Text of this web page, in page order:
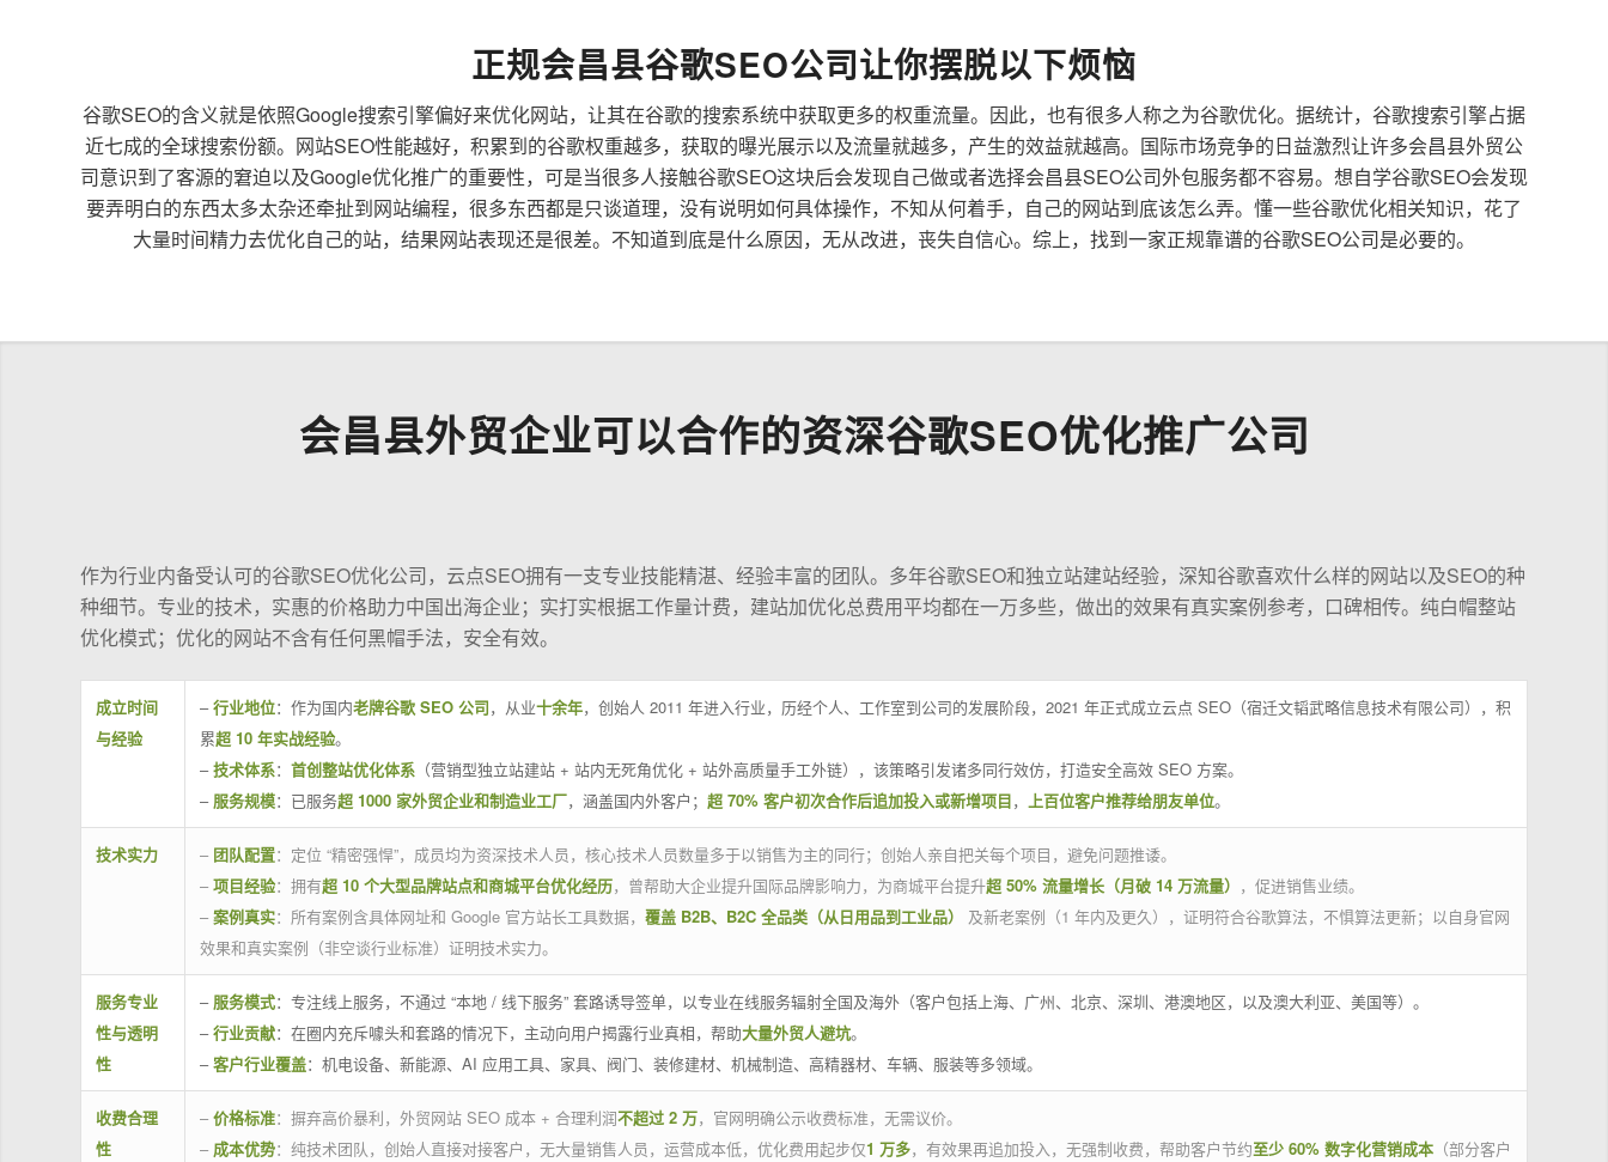
正规会昌县谷歌SEO公司让你摆脱以下烦恼
谷歌SEO的含义就是依照Google搜索引擎偏好来优化网站，让其在谷歌的搜索系统中获取更多的权重流量。因此，也有很多人称之为谷歌优化。据统计，谷歌搜索引擎占据
近七成的全球搜索份额。网站SEO性能越好，积累到的谷歌权重越多，获取的曝光展示以及流量就越多，产生的效益就越高。国际市场竞争的日益激烈让许多会昌县外贸公
司意识到了客源的窘迫以及Google优化推广的重要性，可是当很多人接触谷歌SEO这块后会发现自己做或者选择会昌县SEO公司外包服务都不容易。想自学谷歌SEO会发现
要弄明白的东西太多太杂还牵扯到网站编程，很多东西都是只谈道理，没有说明如何具体操作，不知从何着手，自己的网站到底该怎么弄。懂一些谷歌优化相关知识，花了
大量时间精力去优化自己的站，结果网站表现还是很差。不知道到底是什么原因，无从改进，丧失自信心。综上，找到一家正规靠谱的谷歌SEO公司是必要的。
会昌县外贸企业可以合作的资深谷歌SEO优化推广公司
作为行业内备受认可的谷歌SEO优化公司，云点SEO拥有一支专业技能精湛、经验丰富的团队。多年谷歌SEO和独立站建站经验，深知谷歌喜欢什么样的网站以及SEO的种
种细节。专业的技术，实惠的价格助力中国出海企业；实打实根据工作量计费，建站加优化总费用平均都在一万多些，做出的效果有真实案例参考，口碑相传。纯白帽整站
优化模式；优化的网站不含有任何黑帽手法，安全有效。
成立时间
与经验
–行业地位：作为国内老牌谷歌 SEO 公司，从业十余年，创始人 2011 年进入行业，历经个人、工作室到公司的发展阶段，2021 年正式成立云点 SEO（宿迁文韬武略信息技术有限公司），积
累超 10 年实战经验。
–技术体系： 首创整站优化体系 （营销型独立站建站 + 站内无死角优化 + 站外高质量手工外链），该策略引发诸多同行效仿，打造安全高效 SEO 方案。
– 服务规模：已服务超 1000 家外贸企业和制造业工厂，涵盖国内外客户； 超 70% 客户初次合作后追加投入或新增项目， 上百位客户推荐给朋友单位。
技术实力 – 团队配置：定位 “精密强悍”，成员均为资深技术人员，核心技术人员数量多于以销售为主的同行；创始人亲自把关每个项目，避免问题推诿。
– 项目经验：拥有超 10 个大型品牌站点和商城平台优化经历，曾帮助大企业提升国际品牌影响力，为商城平台提升超 50% 流量增长（月破 14 万流量） ，促进销售业绩。
– 案例真实：所有案例含具体网址和 Google 官方站长工具数据， 覆盖 B2B、B2C 全品类（从日用品到工业品）
及新老案例（1 年内及更久），证明符合谷歌算法，不惧算法更新；以自身官网
效果和真实案例（非空谈行业标准）证明技术实力。
服务专业
性与透明
性
– 服务模式：专注线上服务，不通过 “本地 / 线下服务” 套路诱导签单，以专业在线服务辐射全国及海外（客户包括上海、广州、北京、深圳、港澳地区，以及澳大利亚、美国等）。
–行业贡献：在圈内充斥噱头和套路的情况下，主动向用户揭露行业真相，帮助大量外贸人避坑。
–客户行业覆盖：机电设备、新能源、AI 应用工具、家具、阀门、装修建材、机械制造、高精器材、车辆、服装等多领域。
收费合理
性
– 价格标准：摒弃高价暴利，外贸网站 SEO 成本 + 合理利润不超过 2 万，官网明确公示收费标准，无需议价。
– 成本优势：纯技术团队，创始人直接对接客户，无大量销售人员，运营成本低，优化费用起步仅1 万多，有效果再追加投入，无强制收费，帮助客户节约至少 60% 数字化营销成本 （部分客户